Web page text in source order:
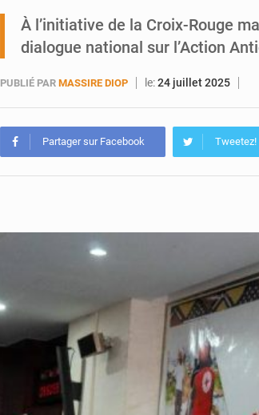
À l’initiative de la Croix-Rouge
dialogue national sur l’Action
PUBLIÉ PAR MASSIRE DIOP le:24 juillet 2025
Partager sur Facebook Tweetez!